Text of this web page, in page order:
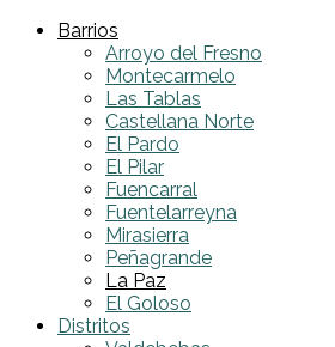
Barrios
Arroyo del Fresno
Montecarmelo
Las Tablas
Castellana Norte
El Pardo
El Pilar
Fuencarral
Fuentelarreyna
Mirasierra
Peñagrande
La Paz
El Goloso
Distritos